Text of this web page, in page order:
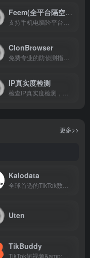
Feem(全平台隔空传送)
ClonBrowser
IP真实度检测
更多>>
Kalodata
Uten
TikBuddy